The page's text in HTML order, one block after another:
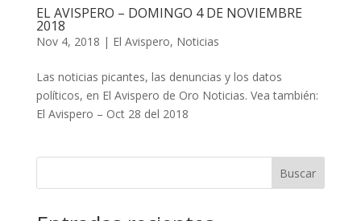
EL AVISPERO – DOMINGO 4 DE NOVIEMBRE
2018
Nov 4, 2018 | El Avispero, Noticias
Las noticias picantes, las denuncias y los datos
políticos, en El Avispero de Oro Noticias. Vea también:
El Avispero – Oct 28 del 2018
Buscar